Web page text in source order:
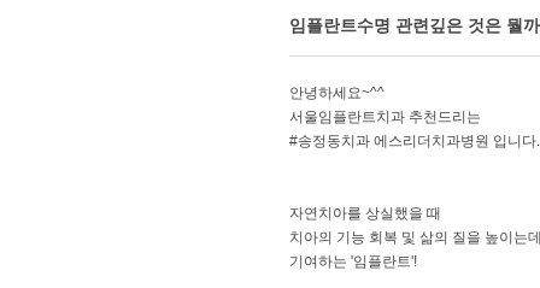
임플란트수명 관련깊은 것은 뭘
안녕하세요~^^
서울임플란트치과 추천드리는
#송정동치과 에스리더치과병원 입니다.
자연치아를 상실했을 때
치아의 기능 회복 및 삶의 질을 높이는
기여하는 '임플란트'!